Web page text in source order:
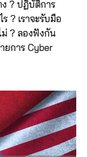
ง ? ปฏิบัติการ
? เราจะรับมือ
ม่ ? ลองฟังกัน
ยการ Cyber